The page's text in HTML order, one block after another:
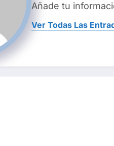
Añade tu
Ver Todas Las